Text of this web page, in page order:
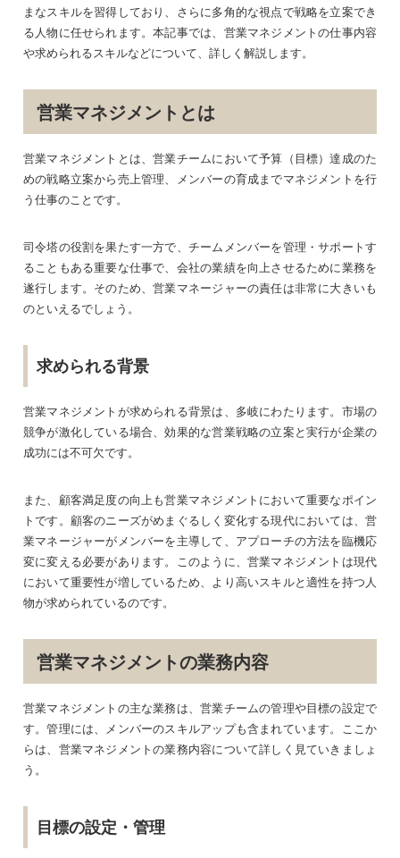
まなスキルを習得しており、さらに多角的な視点で戦略を立案でき
る人物に任せられます。本記事では、営業マネジメントの仕事内容
や求められるスキルなどについて、詳しく解説します。
営業マネジメントとは
営業マネジメントとは、営業チームにおいて予算（目標）達成のた
めの戦略立案から売上管理、メンバーの育成までマネジメントを行
う仕事のことです。
司令塔の役割を果たす一方で、チームメンバーを管理・サポートす
ることもある重要な仕事で、会社の業績を向上させるために業務を
遂行します。そのため、営業マネージャーの責任は非常に大きいも
のといえるでしょう。
求められる背景
営業マネジメントが求められる背景は、多岐にわたります。市場の
競争が激化している場合、効果的な営業戦略の立案と実行が企業の
成功には不可欠です。
また、顧客満足度の向上も営業マネジメントにおいて重要なポイン
トです。顧客のニーズがめまぐるしく変化する現代においては、営
業マネージャーがメンバーを主導して、アプローチの方法を臨機応
変に変える必要があります。このように、営業マネジメントは現代
において重要性が増しているため、より高いスキルと適性を持つ人
物が求められているのです。
営業マネジメントの業務内容
営業マネジメントの主な業務は、営業チームの管理や目標の設定で
す。管理には、メンバーのスキルアップも含まれています。ここか
らは、営業マネジメントの業務内容について詳しく見ていきましょ
う。
目標の設定・管理